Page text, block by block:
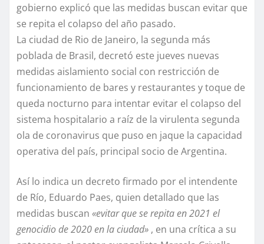
gobierno explicó que las medidas buscan evitar que
se repita el colapso del año pasado.
La ciudad de Rio de Janeiro, la segunda más
poblada de Brasil, decretó este jueves nuevas
medidas aislamiento social con restricción de
funcionamiento de bares y restaurantes y toque de
queda nocturno para intentar evitar el colapso del
sistema hospitalario a raíz de la virulenta segunda
ola de coronavirus que puso en jaque la capacidad
operativa del país, principal socio de Argentina.
Así lo indica un decreto firmado por el intendente
de Río, Eduardo Paes, quien detallado que las
medidas buscan «evitar que se repita en 2021 el
genocidio de 2020 en la ciudad» , en una crítica a su